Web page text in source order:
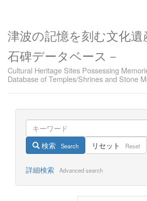
津波の記憶を刻む文化
石碑データベース－
Cultural Heritage Sites Possessing
Database of Temples/Shrines and Stone
検索 Search リセット Reset
詳細検索 Advanced search